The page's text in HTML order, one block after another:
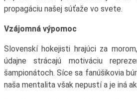
propagáciu našej súťaže vo svete.
Vzájomná výpomoc
Slovenskí hokejisti hrajúci za
údajne strácajú motiváciu
šampionátoch. Síce sa fanúšikovia
naša mentalita však nepustí a je iná